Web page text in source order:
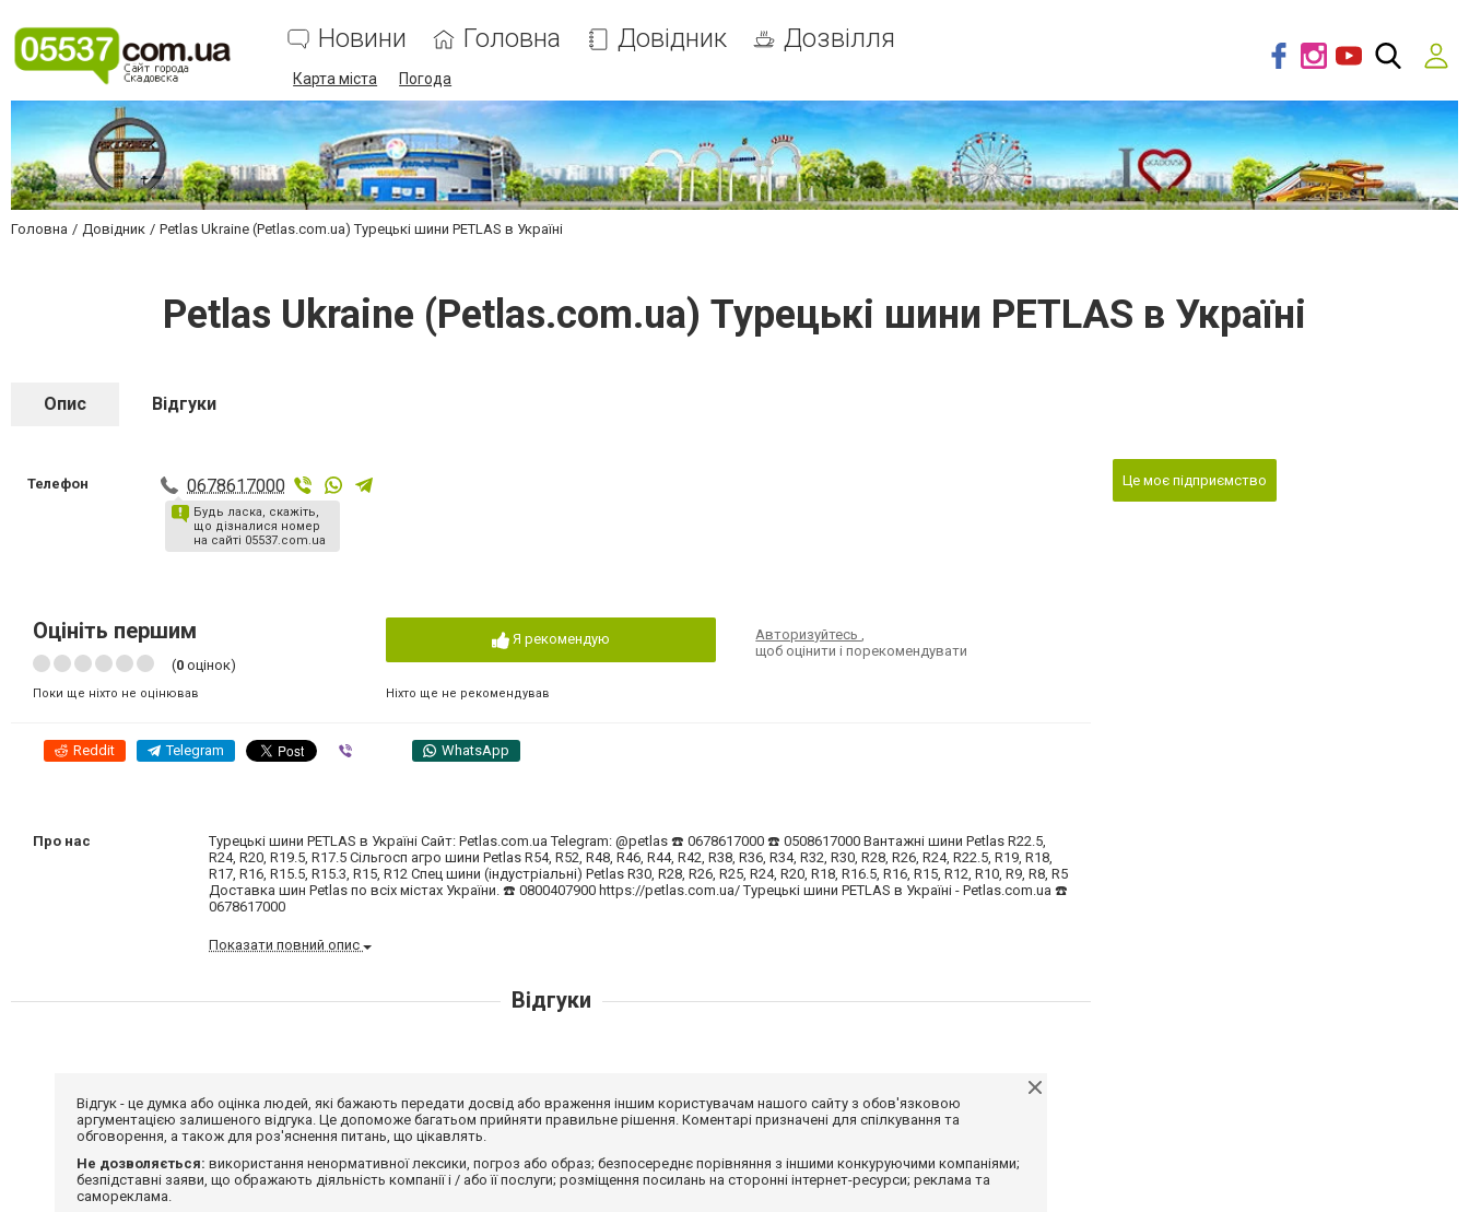
Новини Головна Довідник Дозвілля
Карта міста Погода
Головна Довідник Petlas Ukraine (Petlas.com.ua) Турецькі шини PETLAS в Україні
Petlas Ukraine (Petlas.com.ua) Турецькі шини PETLAS в Україні
Опис Відгуки
Телефон 0678617000
Будь ласка, скажіть,
що дізналися номер
на сайті 05537.com.ua
Оцініть першим
(0 оцінок)
Поки ще ніхто не оцінював
Я рекомендую
Ніхто ще не рекомендував
Авторизуйтесь,
щоб оцінити і порекомендувати
Reddit Telegram WhatsApp
Про нас
Турецькі шини PETLAS в Україні Сайт: Petlas.com.ua Telegram: @petlas ☎️ 0678617000 ☎️ 0508617000 Вантажні шини Petlas R22.5,
R24, R20, R19.5, R17.5 Сільгосп агро шини Petlas R54, R52, R48, R46, R44, R42, R38, R36, R34, R32, R30, R28, R26, R24, R22.5, R19, R18,
R17, R16, R15.5, R15.3, R15, R12 Спец шини (індустріальні) Petlas R30, R28, R26, R25, R24, R20, R18, R16.5, R16, R15, R12, R10, R9, R8, R5
Доставка шин Petlas по всіх містах України. ☎️ 0800407900 https://petlas.com.ua/ Турецькі шини PETLAS в Україні - Petlas.com.ua ☎️
0678617000
Показати повний опис
Це моє підприємство
Відгуки
Відгук - це думка або оцінка людей, які бажають передати досвід або враження іншим користувачам нашого сайту з обов'язковою
аргументацією залишеного відгука. Це допоможе багатьом прийняти правильне рішення. Коментарі призначені для спілкування та
обговорення, а також для роз'яснення питань, що цікавлять.
Не дозволяється: використання ненормативної лексики, погроз або образ; безпосереднє порівняння з іншими конкуруючими компаніями;
безпідставні заяви, що ображають діяльність компанії і / або її послуги; розміщення посилань на сторонні інтернет-ресурси; реклама та
самореклама.